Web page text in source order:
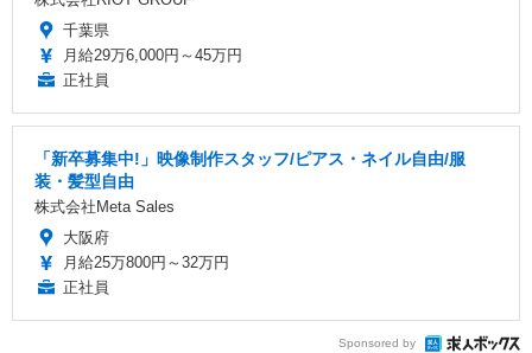
千葉県
月給29万6,000円～45万円
正社員
「新卒募集中!」映像制作スタッフ/ピアス・ネイル自由/服
装・髪型自由
株式会社Meta Sales
大阪府
月給25万800円～32万円
正社員
Sponsored by